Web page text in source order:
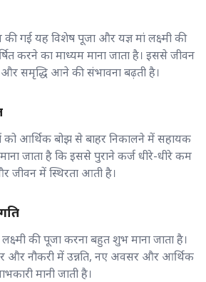
की गई यह विशेष पूजा और यज्ञ मां लक्ष्मी की
करने का माध्यम माना जाता है। इससे जीवन
समृद्धि आने की संभावना बढ़ती है।
को आर्थिक बोझ से बाहर निकालने में सहायक
माना जाता है कि इससे पुराने कर्ज धीरे-धीरे कम
जीवन में स्थिरता आती है।
लक्ष्मी की पूजा करना बहुत शुभ माना जाता है।
और नौकरी में उन्नति, नए अवसर और आर्थिक
मानी जाती है।